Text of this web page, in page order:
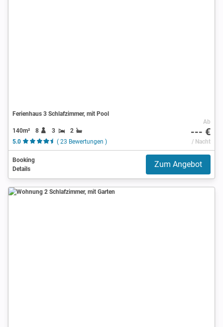
Ferienhaus 3 Schlafzimmer, mit Pool
140m² 8 3
2
5.0
( 23 Bewertungen )
Ab
--- €
/ Nacht
Booking
Details
Zum Angebot